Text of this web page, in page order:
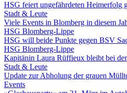
HSG feiert ungefährdeten Heimerfolg
Stadt & Leute
Viele Events in Blomberg in diesem
HSG Blomberg-Lippe
HSG will beide Punkte gegen BSV
HSG Blomberg-Lippe
Kapitänin Laura Rüffieux bleibt bei
Stadt & Leute
Update zur Abholung der grauen
Events